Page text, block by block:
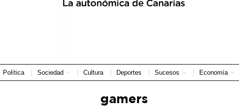
Política Sociedad Cultura Deportes Sucesos Economía
gamers